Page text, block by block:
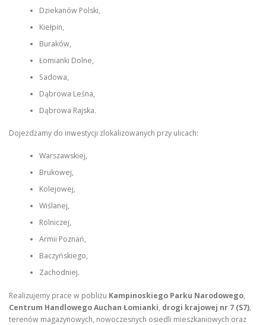
Dziekanów Polski,
Kiełpin,
Buraków,
Łomianki Dolne,
Sadowa,
Dąbrowa Leśna,
Dąbrowa Rajska.
Dojeżdżamy do inwestycji zlokalizowanych przy ulicach:
Warszawskiej,
Brukowej,
Kolejowej,
Wiślanej,
Rolniczej,
Armii Poznań,
Baczyńskiego,
Zachodniej.
Realizujemy prace w pobliżu Kampinoskiego Parku Narodowego,
Centrum Handlowego Auchan Łomianki, drogi krajowej nr 7 (S7),
terenów magazynowych, nowoczesnych osiedli mieszkaniowych oraz